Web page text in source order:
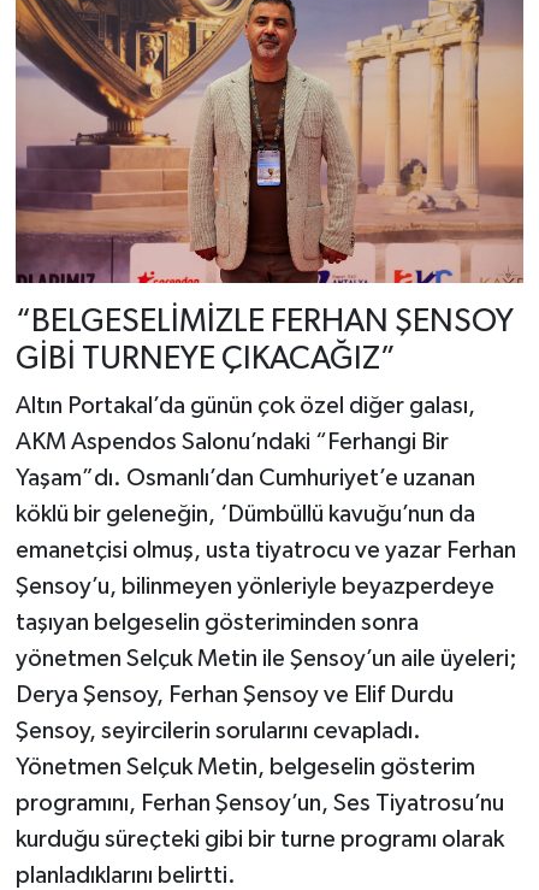
“BELGESELİMİZLE FERHAN ŞENSOY
GİBİ TURNEYE ÇIKACAĞIZ”
Altın Portakal’da günün çok özel diğer galası,
AKM Aspendos Salonu’ndaki “Ferhangi Bir
Yaşam”dı. Osmanlı’dan Cumhuriyet’e uzanan
köklü bir geleneğin, ‘Dümbüllü kavuğu’nun da
emanetçisi olmuş, usta tiyatrocu ve yazar Ferhan
Şensoy’u, bilinmeyen yönleriyle beyazperdeye
taşıyan belgeselin gösteriminden sonra
yönetmen Selçuk Metin ile Şensoy’un aile üyeleri;
Derya Şensoy, Ferhan Şensoy ve Elif Durdu
Şensoy, seyircilerin sorularını cevapladı.
Yönetmen Selçuk Metin, belgeselin gösterim
programını, Ferhan Şensoy’un, Ses Tiyatrosu’nu
kurduğu süreçteki gibi bir turne programı olarak
planladıklarını belirtti.